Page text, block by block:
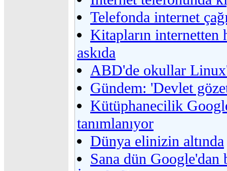
Telefonda internet
Kitapların internetten
askıda
ABD'de okullar
Gündem: 'Devlet
Kütüphanecilik
tanımlanıyor
Dünya elinizin altında
Sana dün Google'dan